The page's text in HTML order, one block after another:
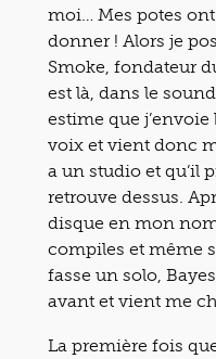
moi… Mes potes
donner ! Alors je
Smoke, fondateur
est là, dans le
estime que
voix et vient donc
a un studio et qu’il
retrouve dessus.
disque en mon
compiles et même
fasse un solo,
avant et vient me
La première fois